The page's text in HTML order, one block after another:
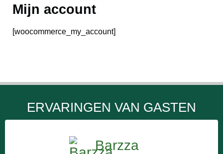
Mijn account
[woocommerce_my_account]
ERVARINGEN VAN GASTEN
Barzza